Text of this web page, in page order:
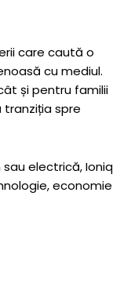
care caută o
cu mediul.
și pentru familii
spre
electrică, Ioniq
economie